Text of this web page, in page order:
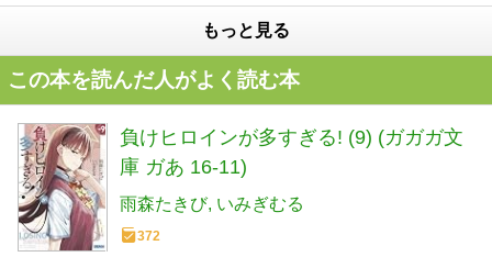
もっと見る
この本を読んだ人がよく読む本
負けヒロインが多すぎる! (9) (ガガガ文
庫 ガあ 16-11)
雨森たきび いみぎむる
372